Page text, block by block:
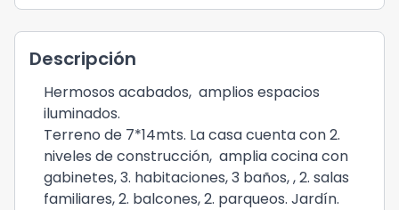
Descripción
Hermosos acabados, amplios espacios
iluminados.
Terreno de 7*14mts. La casa cuenta con 2.
niveles de construcción, amplia cocina con
gabinetes, 3. habitaciones, 3 baños, , 2. salas
familiares, 2. balcones, 2. parqueos. Jardín.